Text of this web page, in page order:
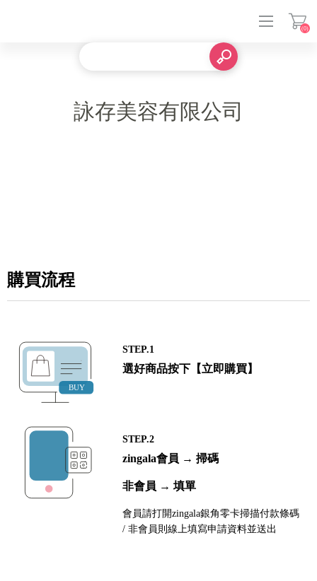
(0)
詠存美容有限公司
購買流程
STEP.1
選好商品按下【立即購買】
STEP.2
zingala會員 → 掃碼
非會員 → 填單
會員請打開zingala銀角零卡掃描付款條碼
/ 非會員則線上填寫申請資料並送出